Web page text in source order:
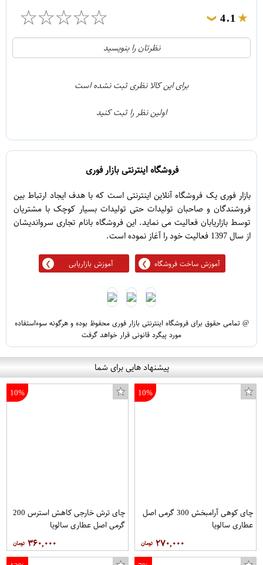
4.1
❯
☆
☆
☆
☆
☆
21
1
نظرتان را بنویسید
برای این کالا نظری ثبت نشده است
اولین نظر را ثبت کنید
فروشگاه اینترنتی بازار فوری
بازار فوری یک فروشگاه آنلاین اینترنتی است که با هدف ایجاد ارتباط بین
فروشندگان و صاحبان تولیدات حتی تولیدات بسیار کوچک با مشتریان
توسط بازاریابان فعالیت می نماید. این فروشگاه بانام تجاری سرواندیشان
از سال 1397 فعالیت خود را آغاز نموده است.
آموزش ساخت فروشگاه آموزش بازاریابی
@ تمامی حقوق برای فروشگاه اینترنتی بازار فوری محفوظ بوده و هرگونه سوءاستفاده
مورد پیگرد قانونی قرار خواهد گرفت
پیشنهاد هایی برای شما
10%
چای کوهی آرامبخش 300 گرمی اصل
عطاری سالویا
۲۷۰,۰۰۰
10%
چای ترش خارجی کاهش استرس 200
گرمی اصل عطاری سالویا
۳۶۰,۰۰۰